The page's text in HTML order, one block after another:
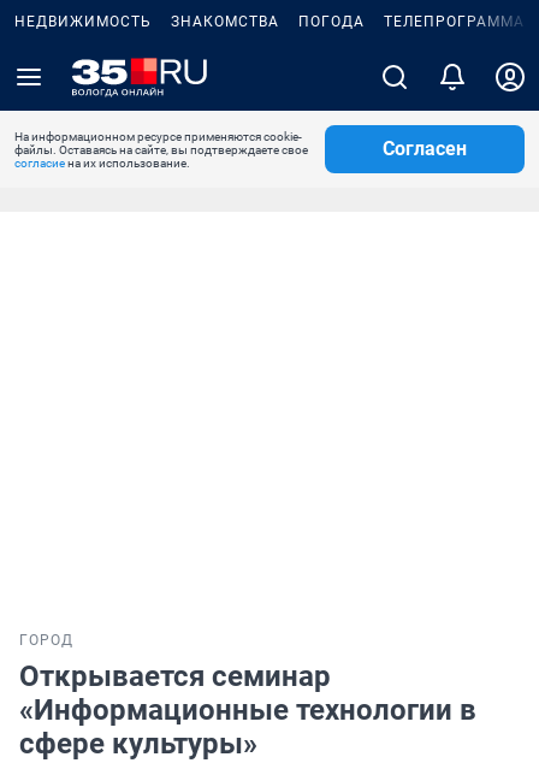
НЕДВИЖИМОСТЬ ЗНАКОМСТВА ПОГОДА ТЕЛЕПРОГРАММА
На информационном ресурсе применяются cookie-
файлы. Оставаясь на сайте, вы подтверждаете свое
согласиена их использование.
Согласен
ГОРОД
Открывается семинар
«Информационные технологии в
сфере культуры»